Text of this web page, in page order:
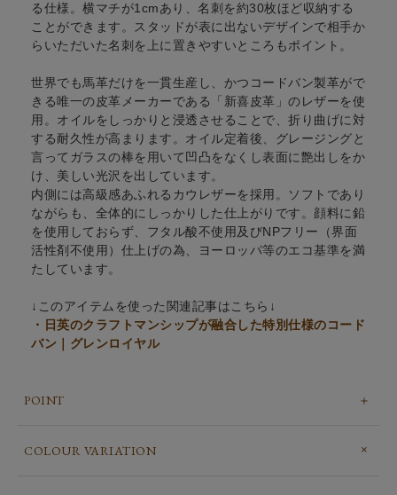
る仕様。横マチが1cmあり、名刺を約30枚ほど収納する
ことができます。スタッドが表に出ないデザインで相手か
らいただいた名刺を上に置きやすいところもポイント。
世界でも馬革だけを一貫生産し、かつコードバン製革がで
きる唯一の皮革メーカーである「新喜皮革」のレザーを使
用。オイルをしっかりと浸透させることで、折り曲げに対
する耐久性が高まります。オイル定着後、グレージングと
言ってガラスの棒を用いて凹凸をなくし表面に艶出しをか
け、美しい光沢を出しています。
内側には高級感あふれるカウレザーを採用。ソフトであり
ながらも、全体的にしっかりした仕上がりです。顔料に鉛
を使用しておらず、フタル酸不使用及びNPフリー（界面
活性剤不使用）仕上げの為、ヨーロッパ等のエコ基準を満
たしています。
↓このアイテムを使った関連記事はこちら↓
・日英のクラフトマンシップが融合した特別仕様のコード
バン｜グレンロイヤル
POINT
COLOUR VARIATION